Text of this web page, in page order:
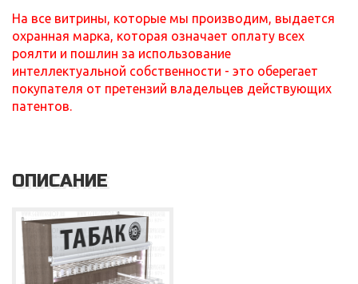
На все витрины, которые мы производим, выдается
охранная марка, которая означает оплату всех
роялти и пошлин за использование
интеллектуальной собственности - это оберегает
покупателя от претензий владельцев действующих
патентов.
ОПИСАНИЕ